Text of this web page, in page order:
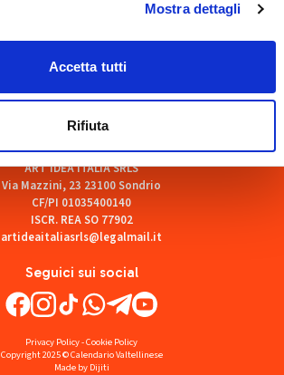
Mostra dettagli
Accetta tutti
Rifiuta
Seguici sui social
ART'IDEA ITALIA SRLS
Via Mazzini, 23 23100 Sondrio
CF/PI 01035400140
ISCR. REA SO 77902
artideaitaliasrls@legalmail.it
Privacy Policy-Cookie Policy
Copyright 2025 © Calendario Valtellinese
Made by Dijiti